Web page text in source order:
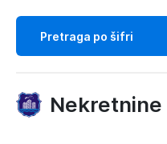
Nekretnine